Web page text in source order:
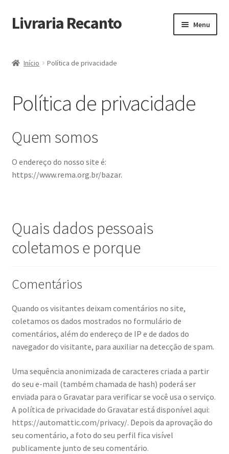
Pular
para
Pular
para
conteúdo
Livraria Recanto Menu
Finalidade do Bazar
Informações
Loja
Peças em promoção
Início Política de privacidade
Política de privacidade
Quem somos
O endereço do nosso site é:
https://www.rema.org.br/bazar.
Quais dados pessoais
coletamos e porque
Comentários
Quando os visitantes deixam comentários no site,
coletamos os dados mostrados no formulário de
comentários, além do endereço de IP e de dados do
navegador do visitante, para auxiliar na detecção de spam.
Uma sequência anonimizada de caracteres criada a partir
do seu e-mail (também chamada de hash) poderá ser
enviada para o Gravatar para verificar se você usa o serviço.
A política de privacidade do Gravatar está disponível aqui:
https://automattic.com/privacy/. Depois da aprovação do
seu comentário, a foto do seu perfil fica visível
publicamente junto de seu comentário.